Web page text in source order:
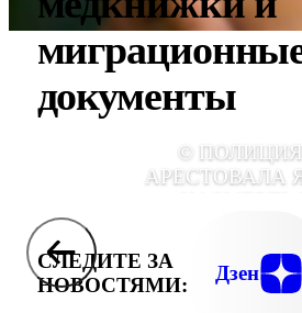
документы
©
АРЕСТОВАЛА
СЛЕДИТЕ ЗА
НОВОСТЯМИ:
Дзен